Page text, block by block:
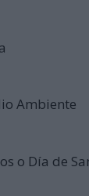
Ambiente
o Día de